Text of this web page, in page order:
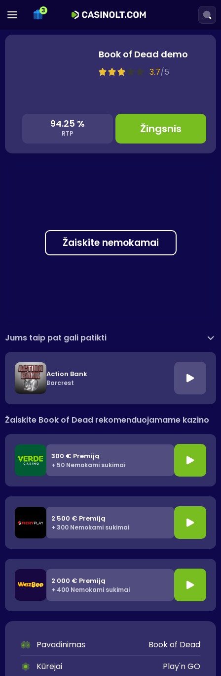
Book of Dead demo
3.7/5
94.25 %
RTP Žingsnis
Žaiskite nemokamai
Jums taip pat gali patikti >
Action Bank
Barcrest
Žaiskite Book of Dead rekomenduojamame kazino
300 € Premiją
+ 50 Nemokami sukimai
2 500 € Premiją
+ 300 Nemokami sukimai
2 000 € Premiją
+ 400 Nemokami sukimai
Pavadinimas
Book of Dead
Kūrėjai
Play'n GO